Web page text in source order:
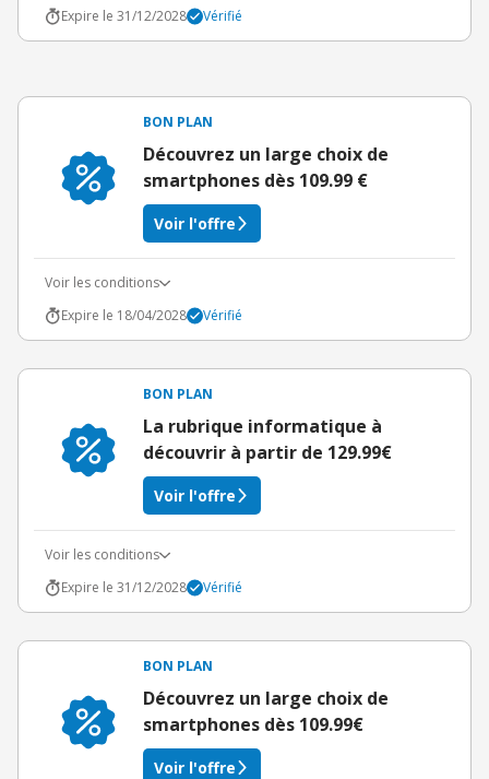
Expire le 31/12/2028
Vérifié
BON PLAN
Découvrez un large choix de
smartphones dès 109.99 €
Voir l'offre
Voir les conditions
Expire le 18/04/2028
Vérifié
BON PLAN
La rubrique informatique à
découvrir à partir de 129.99€
Voir l'offre
Voir les conditions
Expire le 31/12/2028
Vérifié
BON PLAN
Découvrez un large choix de
smartphones dès 109.99€
Voir l'offre